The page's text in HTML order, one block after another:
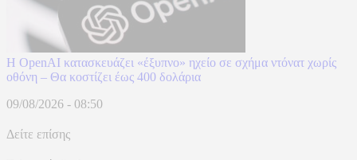
Η OpenAI κατασκευάζει «έξυπνο» ηχείο σε σχήμα ντόνατ χωρίς
οθόνη – Θα κοστίζει έως 400 δολάρια
09/08/2026 - 08:50
Δείτε επίσης